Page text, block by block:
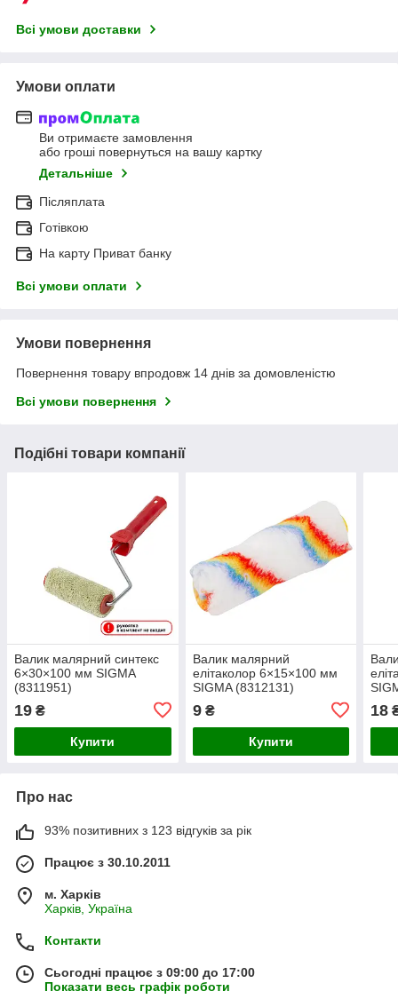
Всі умови доставки
Умови оплати
Ви отримаєте замовлення
або гроші повернуться на вашу картку
Детальніше
Післяплата
Готівкою
На карту Приват банку
Всі умови оплати
Умови повернення
Повернення товару впродовж 14 днів за домовленістю
Всі умови повернення
Подібні товари компанії
Валик малярний синтекс
6×30×100 мм SIGMA
(8311951)
19 ₴
Купити
Валик малярний
елітаколор 6×15×100 мм
SIGMA (8312131)
9₴
Купити
18
Про нас
93% позитивних з 123 відгуків за рік
Працює з 30.10.2011
м. Харків
Харків, Україна
Контакти
Сьогодні працює з 09:00 до 17:00
Показати весь графік роботи